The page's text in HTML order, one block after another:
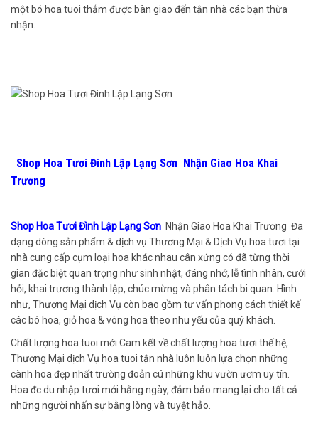
một bó hoa tuoi thắm được bàn giao đến tận nhà các bạn thừa
nhận.
Shop Hoa Tươi Đình Lập Lạng Sơn Nhận Giao Hoa Khai
Trương
Shop Hoa Tươi Đình Lập Lạng Sơn Nhận Giao Hoa Khai Trương Đa
dạng dòng sản phẩm & dịch vụ Thương Mại & Dịch Vụ hoa tươi tại
nhà cung cấp cụm loại hoa khác nhau cân xứng có đã từng thời
gian đặc biệt quan trọng như sinh nhật, đáng nhớ, lễ tình nhân, cưới
hỏi, khai trương thành lập, chúc mừng và phân tách bi quan. Hình
như, Thương Mại dịch Vụ còn bao gồm tư vấn phong cách thiết kế
các bó hoa, giỏ hoa & vòng hoa theo nhu yếu của quý khách.
Chất lượng hoa tuoi mới Cam kết về chất lượng hoa tươi thế hệ,
Thương Mại dịch Vụ hoa tuoi tận nhà luôn luôn lựa chọn những
cành hoa đẹp nhất trường đoản cú những khu vườn ươm uy tín.
Hoa đc du nhập tươi mới hằng ngày, đảm bảo mang lại cho tất cả
những người nhấn sự bằng lòng và tuyệt hảo.